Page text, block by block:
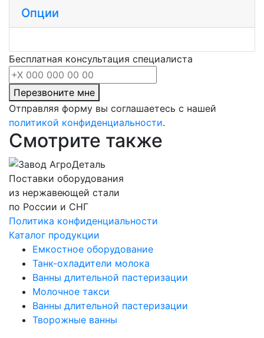
Опции
Бесплатная консультация специалиста
Перезвоните мне
Отправляя форму вы соглашаетесь с нашей
политикой конфиденциальности.
Смотрите также
Поставки оборудования
из нержавеющей стали
по России и СНГ
Политика конфиденциальности
Каталог продукции
Емкостное оборудование
Танк-охладители молока
Ванны длительной пастеризации
Молочное такси
Ванны длительной пастеризации
Творожные ванны